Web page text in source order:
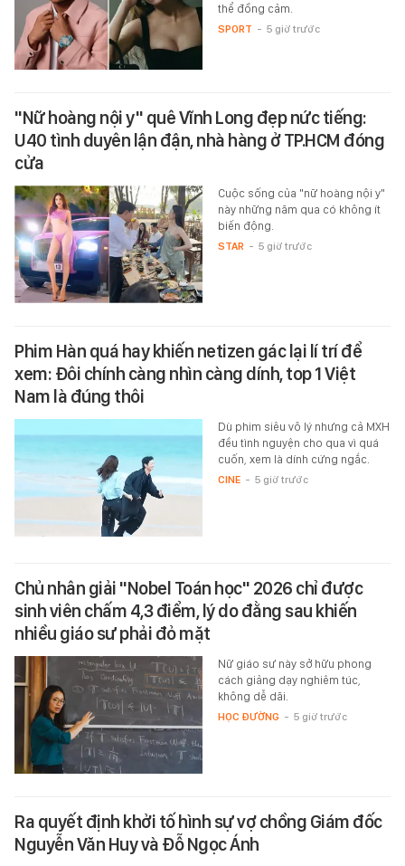
thể đồng cảm.
SPORT - 5 giờ trước
"Nữ hoàng nội y" quê Vĩnh Long đẹp nức tiếng:
U40 tình duyên lận đận, nhà hàng ở TP.HCM đóng
cửa
Cuộc sống của "nữ hoàng nội y"
này những năm qua có không ít
biến động.
STAR - 5 giờ trước
Phim Hàn quá hay khiến netizen gác lại lí trí để
xem: Đôi chính càng nhìn càng dính, top 1 Việt
Nam là đúng thôi
Dù phim siêu vô lý nhưng cả MXH
đều tình nguyện cho qua vì quá
cuốn, xem là dính cứng ngắc.
CINE - 5 giờ trước
Chủ nhân giải "Nobel Toán học" 2026 chỉ được
sinh viên chấm 4,3 điểm, lý do đằng sau khiến
nhiều giáo sư phải đỏ mặt
Nữ giáo sư này sở hữu phong
cách giảng dạy nghiêm túc,
không dễ dãi.
HỌC ĐƯỜNG - 5 giờ trước
Ra quyết định khởi tố hình sự vợ chồng Giám đốc
Nguyễn Văn Huy và Đỗ Ngọc Ánh